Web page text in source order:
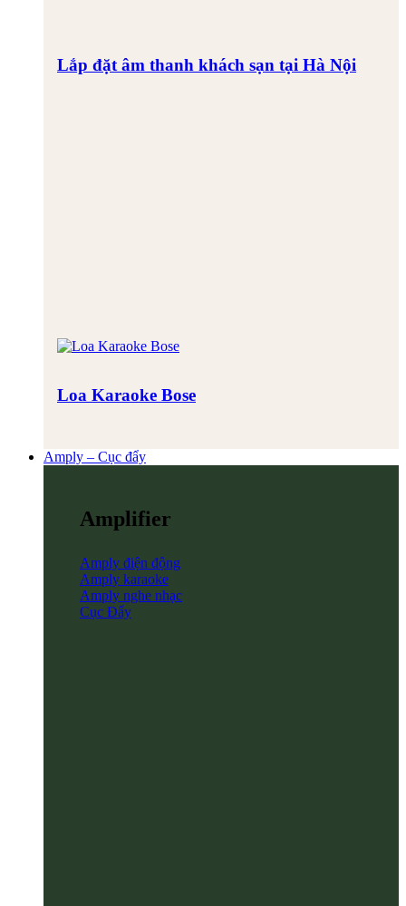
Lắp đặt âm thanh khách sạn tại Hà Nội
Loa Karaoke Bose
Amply – Cục đẩy
Amplifier
Amply điện động
Amply karaoke
Amply nghe nhạc
Cục Đẩy